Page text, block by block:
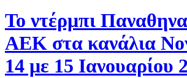
Το ντέρμπι
ΑΕΚ στα κανάλια
14 με 15 Ιανουαρίου